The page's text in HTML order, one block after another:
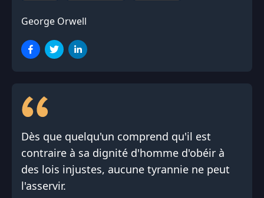
George Orwell
Dès que quelqu'un comprend qu'il est
contraire à sa dignité d'homme d'obéir à
des lois injustes, aucune tyrannie ne peut
l'asservir.